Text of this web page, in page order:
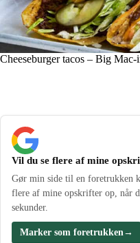
Cheeseburger tacos – Big
Vil du se flere af mine
Gør min side til en foretrukken
flere af mine opskrifter op, når
sekunder.
Marker som foretrukken→